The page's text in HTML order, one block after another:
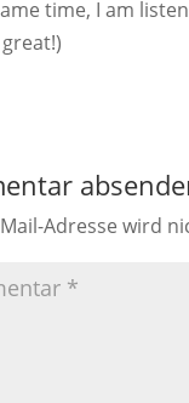
time, I am
Adresse wird